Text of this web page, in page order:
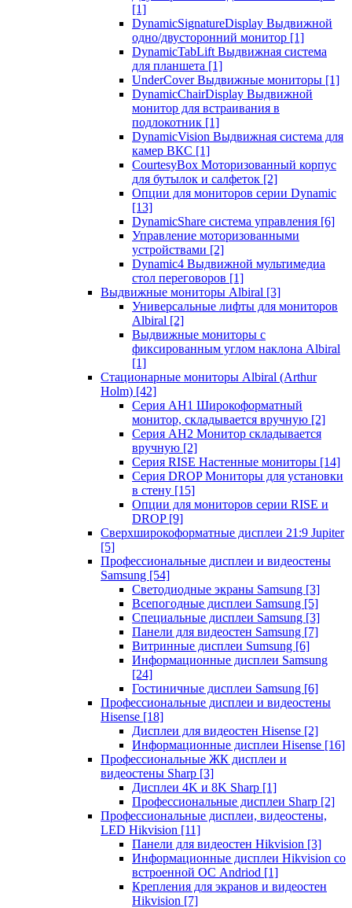
[1]
DynamicSignatureDisplay Выдвижной
одно/двусторонний монитор [1]
DynamicTabLift Выдвижная система
для планшета [1]
UnderCover Выдвижные мониторы [1]
DynamicChairDisplay Выдвижной
монитор для встраивания в
подлокотник [1]
DynamicVision Выдвижная система для
камер ВКС [1]
CourtesyBox Моторизованный корпус
для бутылок и салфеток [2]
Опции для мониторов серии Dynamic
[13]
DynamicShare система управления [6]
Управление моторизованными
устройствами [2]
Dynamic4 Выдвижной мультимедиа
стол переговоров [1]
Выдвижные мониторы Albiral [3]
Универсальные лифты для мониторов
Albiral [2]
Выдвижные мониторы с
фиксированным углом наклона Albiral
[1]
Стационарные мониторы Albiral (Arthur
Holm) [42]
Серия AH1 Широкоформатный
монитор, складывается вручную [2]
Серия AH2 Монитор складывается
вручную [2]
Серия RISE Настенные мониторы [14]
Серия DROP Мониторы для установки
в стену [15]
Опции для мониторов серии RISE и
DROP [9]
Сверхширокоформатные дисплеи 21:9 Jupiter
[5]
Профессиональные дисплеи и видеостены
Samsung [54]
Светодиодные экраны Samsung [3]
Всепогодные дисплеи Samsung [5]
Специальные дисплеи Samsung [3]
Панели для видеостен Samsung [7]
Витринные дисплеи Sumsung [6]
Информационные дисплеи Samsung
[24]
Гостиничные дисплеи Samsung [6]
Профессиональные дисплеи и видеостены
Hisense [18]
Дисплеи для видеостен Hisense [2]
Информационные дисплеи Hisense [16]
Профессиональные ЖК дисплеи и
видеостены Sharp [3]
Дисплеи 4K и 8K Sharp [1]
Профессиональные дисплеи Sharp [2]
Профессиональные дисплеи, видеостены,
LED Hikvision [11]
Панели для видеостен Hikvision [3]
Информационные дисплеи Hikvision со
встроенной ОС Andriod [1]
Крепления для экранов и видеостен
Hikvision [7]